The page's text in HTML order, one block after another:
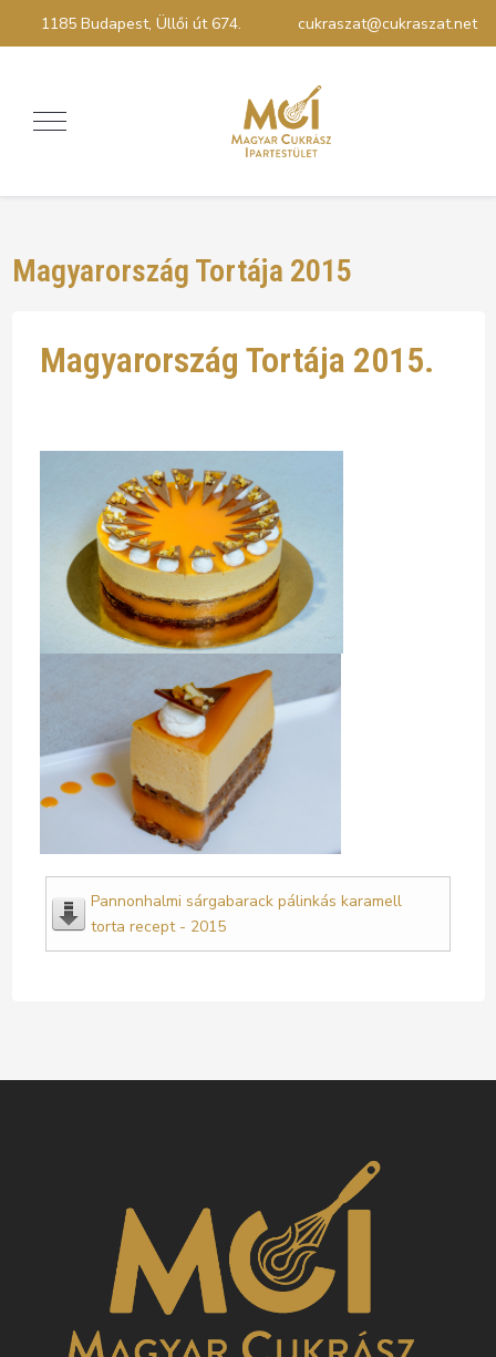
1185 Budapest, Üllői út 674. cukraszat@cukraszat.net
Magyarország Tortája 2015
Magyarország Tortája 2015.
Pannonhalmi sárgabarack pálinkás karamell
torta recept - 2015